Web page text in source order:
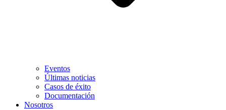
Eventos
Últimas noticias
Casos de éxito
Documentación
Nosotros